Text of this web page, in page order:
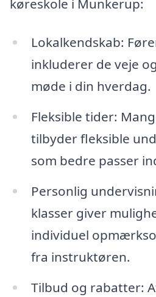
Lokalkendskab:
inkluderer de veje
møde i din hverdag.
Fleksible tider:
tilbyder fleksible
som bedre passer
Personlig
klasser giver
individuel
fra instruktøren.
Tilbud og rabatter: